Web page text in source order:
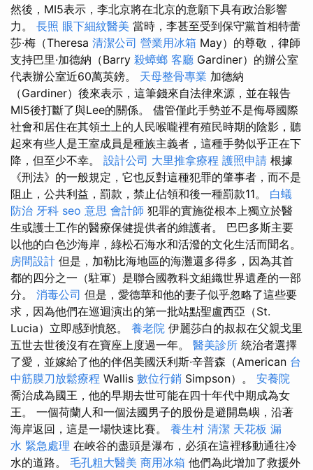
然後，MI5表示，李北京將在北京的意願下具有政治影響
力。 長照 眼下細紋醫美 當時，李甚至受到保守黨首相特蕾
莎·梅（Theresa 清潔公司 營業用冰箱 May）的尊敬，律師
支持巴里·加德納（Barry 殺蟑螂 客廳 Gardiner）的辦公室
代表辦公室近60萬英鎊。 天母整骨專業 加德納
（Gardiner）後來表示，這筆錢來自法律來源，並在報告
MI5後打斷了與Lee的關係。 儘管僅此手勢並不是侮辱國際
社會和居住在其領土上的人民喉嚨裡有殖民時期的陰影，聽
起來有些人是王室成員是種族主義者，這種手勢似乎正在下
降，但至少不幸。 設計公司 大里推拿療程 護照申請 根據
《刑法》的一般規定，它也反對這種犯罪的肇事者，而不是
阻止，公共利益，罰款，禁止佔領和後一種罰款11。 白蟻
防治 牙科 seo 意思 會計師 犯罪的實施從根本上獨立於醫
生或護士工作的醫療保健提供者的維護者。 巴巴多斯主要
以他的白色沙海岸，綠松石海水和活潑的文化生活而聞名。
房間設計 但是，加勒比海地區的海灘還多得多，因為其首
都的四分之一（駐軍）是聯合國教科文組織世界遺產的一部
分。 消毒公司 但是，愛德華和他的妻子似乎忽略了這些要
求，因為他們在巡迴演出的第一批站點聖盧西亞（St.
Lucia）立即感到憤怒。 養老院 伊麗莎白的叔叔在父親戈里
五世去世後沒有在寶座上度過一年。 醫美診所 統治者選擇
了愛，並嫁給了他的伴侶美國沃利斯·辛普森（American 台
中筋膜刀放鬆療程 Wallis 數位行銷 Simpson）。 安養院
喬治成為國王，他的早期去世可能在四十年代中期成為女
王。 一個荷蘭人和一個法國男子的股份是避開島嶼，沿著
海岸返回，這是一場快速比賽。 養生村 清潔 天花板 漏
水 緊急處理 在峽谷的盡頭是瀑布，必須在這裡移動通往冷
水的道路。 毛孔粗大醫美 商用冰箱 他們為此增加了救援外